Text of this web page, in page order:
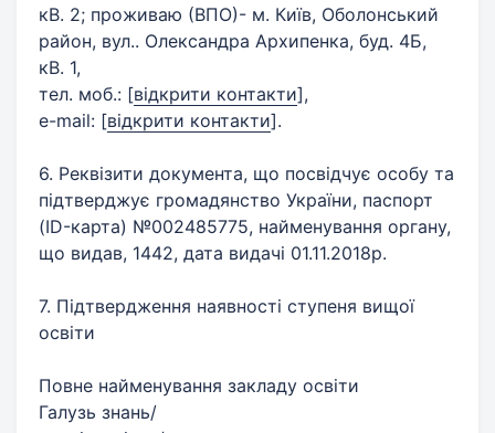
кВ. 2; проживаю (ВПО)- м. Київ, Оболонський
район, вул.. Олександра Архипенка, буд. 4Б,
кВ. 1,
тел. моб.: [відкрити контакти],
е-mail: [відкрити контакти].
6. Реквізити документа, що посвідчує особу та
підтверджує громадянство України, паспорт
(ID-карта) №002485775, найменування органу,
що видав, 1442, дата видачі 01.11.2018р.
7. Підтвердження наявності ступеня вищої
освіти
Повне найменування закладу освіти
Галузь знань/